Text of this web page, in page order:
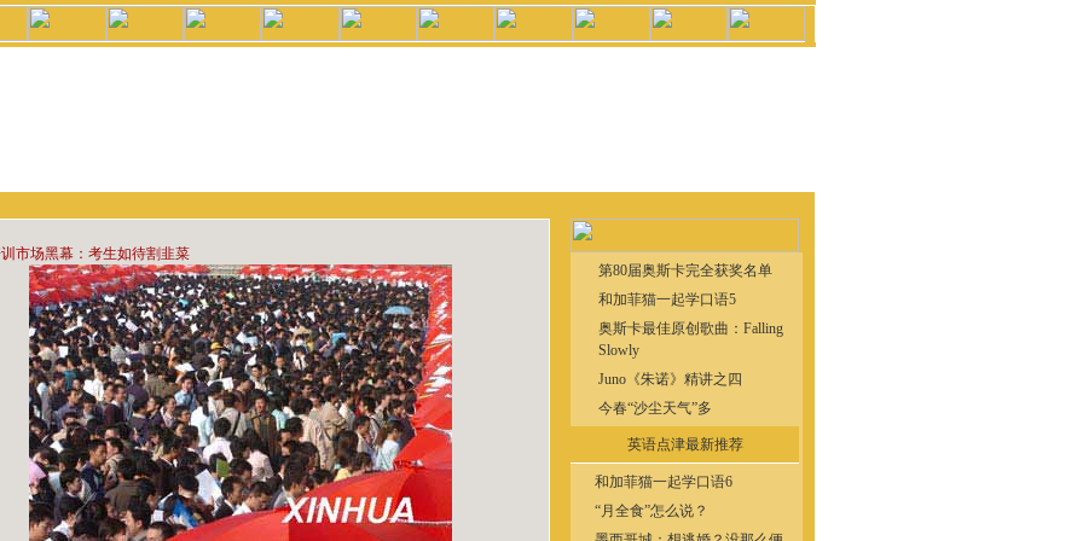
市场黑幕：考生如待割韭菜
第80届奥斯卡完全获奖名单
和加菲猫一起学口语5
奥斯卡最佳原创歌曲：Falling
Slowly
Juno《朱诺》精讲之四
今春“沙尘天气”多
英语点津最新推荐
和加菲猫一起学口语6
“月全食”怎么说？